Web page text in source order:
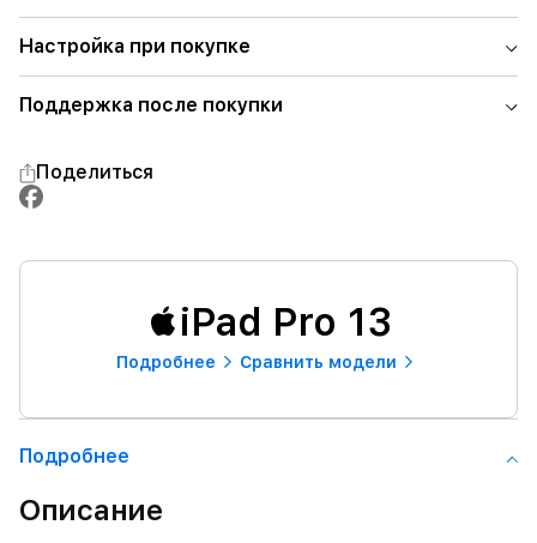
Настройка при покупке
Поддержка после покупки
Поделиться
iPad Pro 13
Подробнее Сравнить модели
Подробнее
Описание